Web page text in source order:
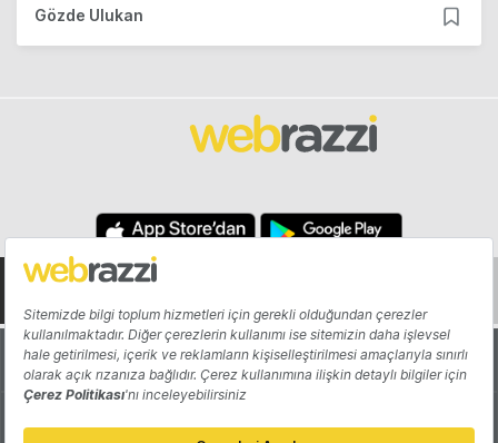
Gözde Ulukan
Hakkında Yazarlar
Katkıda Bulun Reklam